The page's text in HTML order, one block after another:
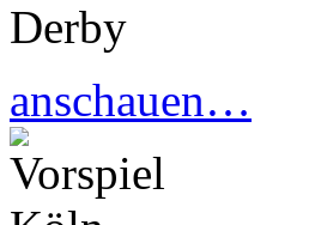
Derby
anschauen…